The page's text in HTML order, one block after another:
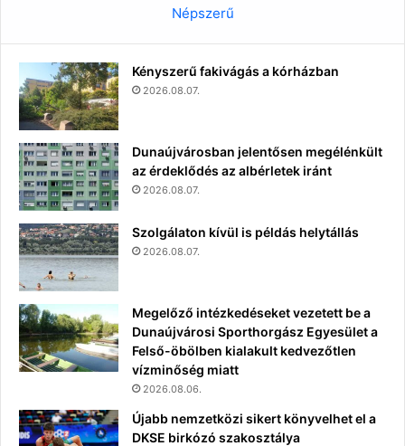
Népszerű
Kényszerű fakivágás a kórházban
2026.08.07.
Dunaújvárosban jelentősen megélénkült
az érdeklődés az albérletek iránt
2026.08.07.
Szolgálaton kívül is példás helytállás
2026.08.07.
Megelőző intézkedéseket vezetett be a
Dunaújvárosi Sporthorgász Egyesület a
Felső-öbölben kialakult kedvezőtlen
vízminőség miatt
2026.08.06.
Újabb nemzetközi sikert könyvelhet el a
DKSE birkózó szakosztálya